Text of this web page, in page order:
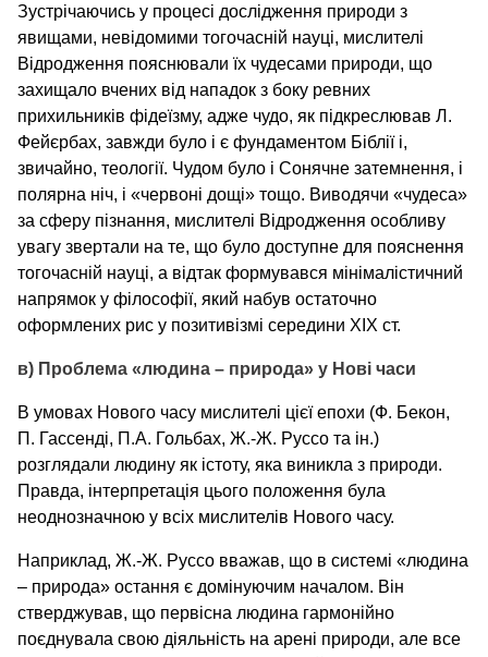
Зустрічаючись у процесі дослідження природи з
явищами, невідомими тогочасній науці, мислителі
Відродження пояснювали їх чудесами природи, що
захищало вчених від нападок з боку ревних
прихильників фідеїзму, адже чудо, як підкреслював Л.
Фейєрбах, завжди було і є фундаментом Біблії і,
звичайно, теології. Чудом було і Сонячне затемнення, і
полярна ніч, і «червоні дощі» тощо. Виводячи «чудеса»
за сферу пізнання, мислителі Відродження особливу
увагу звертали на те, що було доступне для пояснення
тогочасній науці, а відтак формувався мінімалістичний
напрямок у філософії, який набув остаточно
оформлених рис у позитивізмі середини XIX ст.
в) Проблема «людина – природа» у Нові часи
В умовах Нового часу мислителі цієї епохи (Ф. Бекон,
П. Гассенді, П.А. Гольбах, Ж.-Ж. Руссо та ін.)
розглядали людину як істоту, яка виникла з природи.
Правда, інтерпретація цього положення була
неоднозначною у всіх мислителів Нового часу.
Наприклад, Ж.-Ж. Руссо вважав, що в системі «людина
– природа» остання є домінуючим началом. Він
стверджував, що первісна людина гармонійно
поєднувала свою діяльність на арені природи, але все